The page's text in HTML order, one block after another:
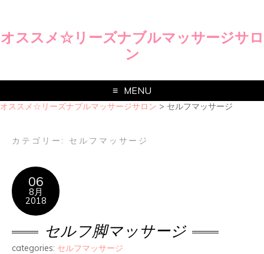
オススメ☆リーズナブルマッサージサロ
ン
MENU
オススメ☆リーズナブルマッサージサロン > セルフマッサージ
カテゴリー: セルフマッサージ
06
8月
2018
セルフ脚マッサージ
categories: セルフマッサージ